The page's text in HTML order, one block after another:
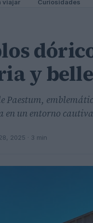
viajar Curiosidades
y
Paestum,
en un entorno
2025 · 3 min